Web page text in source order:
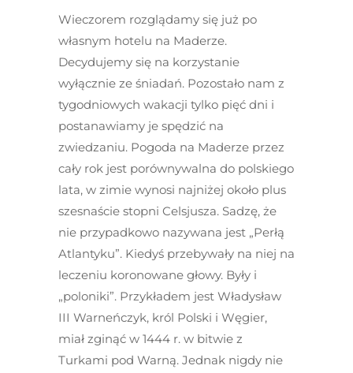
Wieczorem rozglądamy się już po
własnym hotelu na Maderze.
Decydujemy się na korzystanie
wyłącznie ze śniadań. Pozostało nam z
tygodniowych wakacji tylko pięć dni i
postanawiamy je spędzić na
zwiedzaniu. Pogoda na Maderze przez
cały rok jest porównywalna do polskiego
lata, w zimie wynosi najniżej około plus
szesnaście stopni Celsjusza. Sadzę, że
nie przypadkowo nazywana jest „Perłą
Atlantyku”. Kiedyś przebywały na niej na
leczeniu koronowane głowy. Były i
„poloniki”. Przykładem jest Władysław
III Warneńczyk, król Polski i Węgier,
miał zginąć w 1444 r. w bitwie z
Turkami pod Warną. Jednak nigdy nie